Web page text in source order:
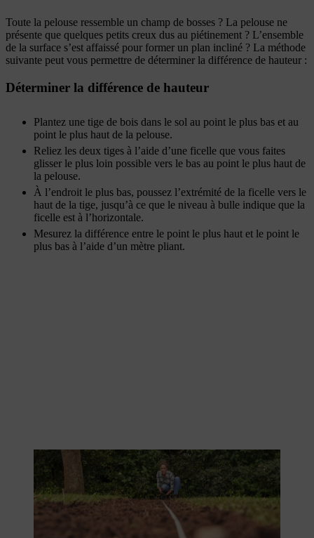
Toute la pelouse ressemble un champ de bosses ? La pelouse ne
présente que quelques petits creux dus au piétinement ? L’ensemble
de la surface s’est affaissé pour former un plan incliné ? La méthode
suivante peut vous permettre de déterminer la différence de hauteur :
Déterminer la différence de hauteur
Plantez une tige de bois dans le sol au point le plus bas et au
point le plus haut de la pelouse.
Reliez les deux tiges à l’aide d’une ficelle que vous faites
glisser le plus loin possible vers le bas au point le plus haut de
la pelouse.
À l’endroit le plus bas, poussez l’extrémité de la ficelle vers le
haut de la tige, jusqu’à ce que le niveau à bulle indique que la
ficelle est à l’horizontale.
Mesurez la différence entre le point le plus haut et le point le
plus bas à l’aide d’un mètre pliant.
Pour la pelouse, on détermine d’abord la différence de hauteur